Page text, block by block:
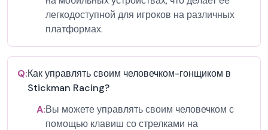
легкодоступной для игроков на различных
платформах.
Q:Как управлять своим человечком-гонщиком в
Stickman Racing?
A:Вы можете управлять своим человечком с
помощью клавиш со стрелками на